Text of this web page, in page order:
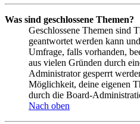
Was sind geschlossene Themen?
Geschlossene Themen sind
geantwortet werden kann
Umfrage, falls vorhanden,
aus vielen Gründen durch
Administrator gesperrt
Möglichkeit, deine eigenen
durch die Board-
Nach oben